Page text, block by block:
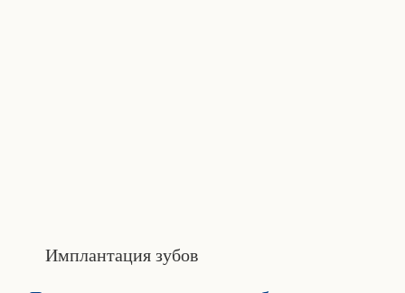
Имплантация зубов